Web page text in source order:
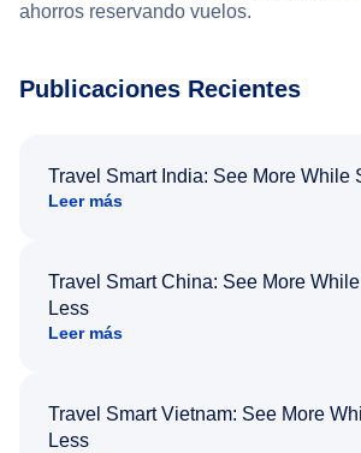
ahorros reservando vuelos.
Publicaciones Recientes
Travel Smart India: See More While
Leer más
Travel Smart China: See More
Less
Leer más
Travel Smart Vietnam: See More
Less